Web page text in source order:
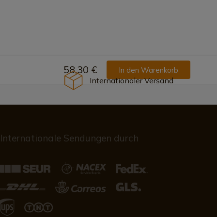
58,30 € In den Warenkorb
Internationaler Versand
Internationale Sendungen durch